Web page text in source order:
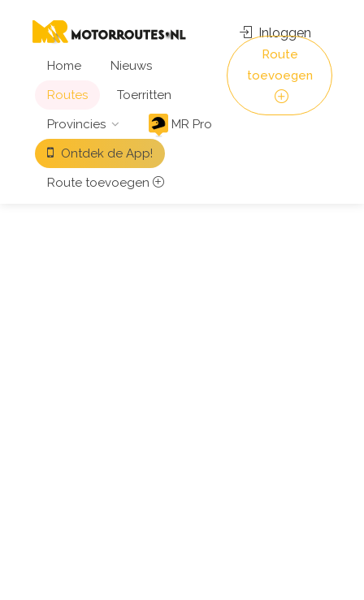
Home
Nieuws
Routes
Toerritten
Provincies
MR Pro
Ontdek de App!
Route toevoegen
Inloggen
Route
toevoegen